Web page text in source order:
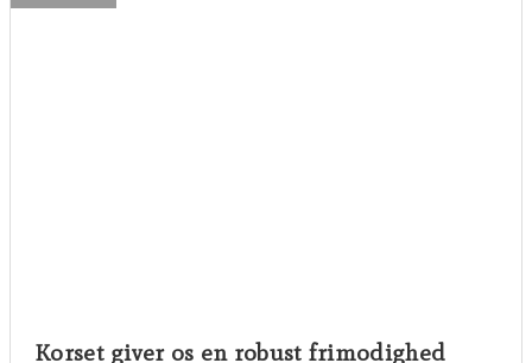
Korset giver os en robust frimodighed